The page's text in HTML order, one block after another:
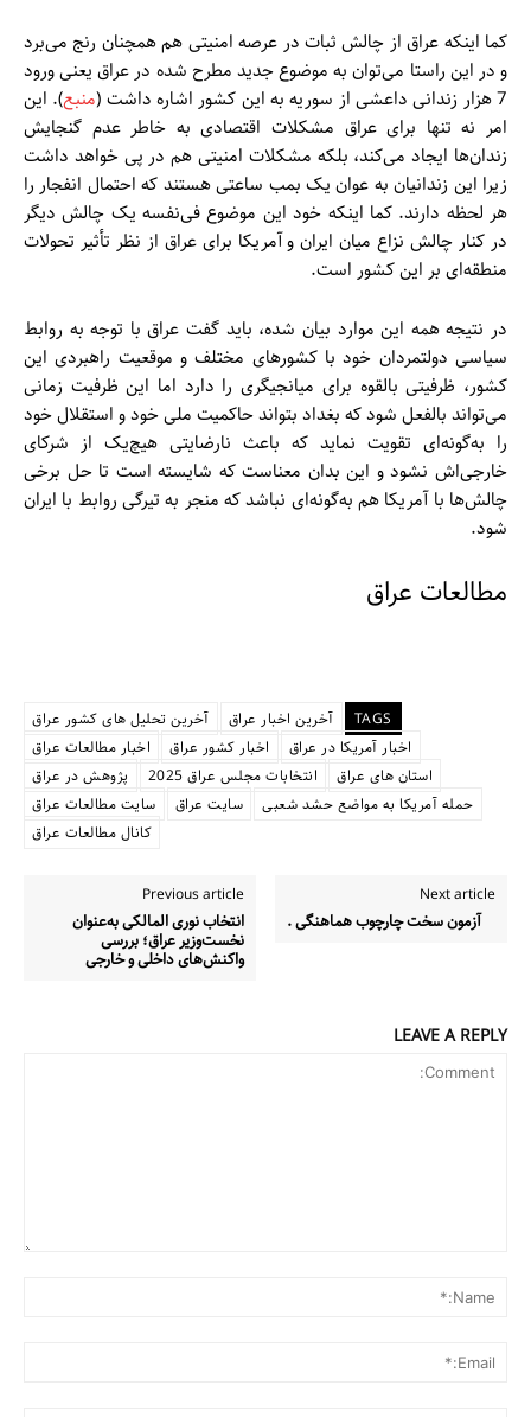
کما اینکه عراق از چالش ثبات در عرصه امنیتی هم همچنان رنج می‌برد
و در این راستا می‌توان به موضوع جدید مطرح شده در عراق یعنی ورود
7 هزار زندانی داعشی از سوریه به این کشور اشاره داشت (
منبع). این
امر نه تنها برای عراق مشکلات اقتصادی به خاطر عدم گنجایش
زندان‌ها ایجاد می‌کند، بلکه مشکلات امنیتی هم در پی خواهد داشت
زیرا این زندانیان به عوان یک بمب ساعتی هستند که احتمال انفجار را
هر لحظه دارند. کما اینکه خود این موضوع فی‌نفسه یک چالش دیگر
در کنار چالش نزاع میان ایران و آمریکا برای عراق از نظر تأثیر تحولات
منطقه‌ای بر این کشور است.
در نتیجه همه این موارد بیان شده، باید گفت عراق با توجه به روابط
سیاسی دولتمردان خود با کشورهای مختلف و موقعیت راهبردی این
کشور، ظرفیتی بالقوه برای میانجیگری را دارد اما این ظرفیت زمانی
می‌تواند بالفعل شود که بغداد بتواند حاکمیت ملی خود و استقلال خود
را به‌گونه‌ای تقویت نماید که باعث نارضایتی هیچ‌یک از شرکای
خارجی‌اش نشود و این بدان معناست که شایسته است تا حل برخی
چالش‌ها با آمریکا هم به‌گونه‌ای نباشد که منجر به تیرگی روابط با ایران
شود.
مطالعات عراق
TAGS آخرین اخبار عراق
آخرین تحلیل های کشور عراق
اخبار آمریکا در عراق
اخبار کشور عراق
اخبار مطالعات عراق
استان های عراق
انتخابات مجلس عراق 2025
پژوهش در عراق
حمله آمریکا به مواضع حشد شعبی
سایت عراق
سایت مطالعات عراق
کانال مطالعات عراق
Previous article
انتخاب نوری المالکی به‌عنوان
نخست‌وزیر عراق؛ بررسی
واکنش‌های داخلی و خارجی
Next article
آزمون سخت چارچوب هماهنگی .
LEAVE A REPLY